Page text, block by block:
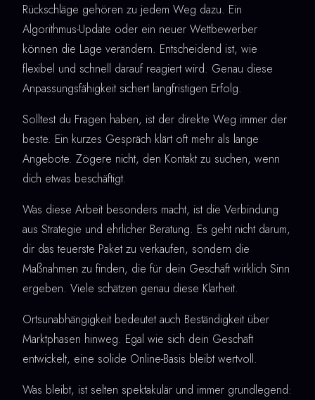
Rückschläge gehören zu jedem Weg dazu. Ein
Algorithmus-Update oder ein neuer Wettbewerber
können die Lage verändern. Entscheidend ist, wie
flexibel und schnell darauf reagiert wird. Genau diese
Anpassungsfähigkeit sichert langfristigen Erfolg.
Solltest du Fragen haben, ist der direkte Weg immer der
beste. Ein kurzes Gespräch klärt oft mehr als lange
Angebote. Zögere nicht, den Kontakt zu suchen, wenn
dich etwas beschäftigt.
Was diese Arbeit besonders macht, ist die Verbindung
aus Strategie und ehrlicher Beratung. Es geht nicht darum,
dir das teuerste Paket zu verkaufen, sondern die
Maßnahmen zu finden, die für dein Geschäft wirklich Sinn
ergeben. Viele schätzen genau diese Klarheit.
Ortsunabhängigkeit bedeutet auch Beständigkeit über
Marktphasen hinweg. Egal wie sich dein Geschäft
entwickelt, eine solide Online-Basis bleibt wertvoll.
Was bleibt, ist selten spektakulär und immer grundlegend: